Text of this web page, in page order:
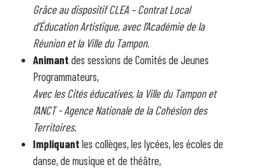
Grâce au dispositif CLEA – Contrat Local
d’Éducation Artistique, avec l’Académie de la
Réunion et la Ville du Tampon.
Animant des sessions de Comités de Jeunes
Programmateurs,
Avec les Cités éducatives, la Ville du Tampon et
l'ANCT - Agence Nationale de la Cohésion des
Territoires.
Impliquant les collèges, les lycées, les écoles de
danse, de musique et de théâtre,